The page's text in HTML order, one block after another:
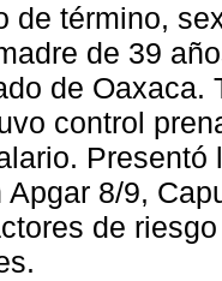
de término,
de 39
de Oaxaca.
control
8/9,
de